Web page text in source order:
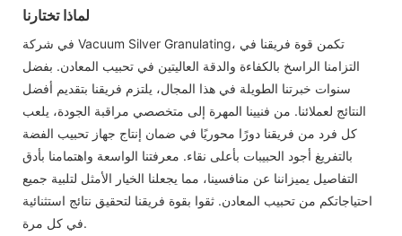
لماذا تختارنا
في شركة Vacuum Silver Granulating، تكمن قوة فريقنا في
التزامنا الراسخ بالكفاءة والدقة العاليتين في تحبيب المعادن. بفضل
سنوات خبرتنا الطويلة في هذا المجال، يلتزم فريقنا بتقديم أفضل
النتائج لعملائنا. من فنيينا المهرة إلى متخصصي مراقبة الجودة، يلعب
كل فرد من فريقنا دورًا محوريًا في ضمان إنتاج جهاز تحبيب الفضة
بالتفريغ أجود الحبيبات بأعلى نقاء. معرفتنا الواسعة واهتمامنا بأدق
التفاصيل يميزاننا عن منافسينا، مما يجعلنا الخيار الأمثل لتلبية جميع
احتياجاتكم من تحبيب المعادن. ثقوا بقوة فريقنا لتحقيق نتائج استثنائية
في كل مرة.